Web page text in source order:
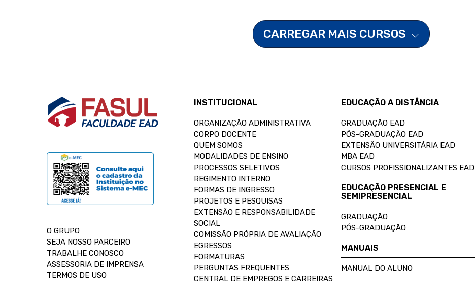
CARREGAR MAIS CURSOS
O GRUPO
SEJA NOSSO PARCEIRO
TRABALHE CONOSCO
ASSESSORIA DE IMPRENSA
TERMOS DE USO
INSTITUCIONAL
ORGANIZAÇÃO ADMINISTRATIVA
CORPO DOCENTE
QUEM SOMOS
MODALIDADES DE ENSINO
PROCESSOS SELETIVOS
REGIMENTO INTERNO
FORMAS DE INGRESSO
PROJETOS E PESQUISAS
EXTENSÃO E RESPONSABILIDADE
SOCIAL
COMISSÃO PRÓPRIA DE AVALIAÇÃO
EGRESSOS
FORMATURAS
PERGUNTAS FREQUENTES
CENTRAL DE EMPREGOS E CARREIRAS
EDUCAÇÃO A DISTÂNCIA
GRADUAÇÃO EAD
PÓS-GRADUAÇÃO EAD
EXTENSÃO UNIVERSITÁRIA EAD
MBA EAD
CURSOS PROFISSIONALIZANTES EAD
EDUCAÇÃO PRESENCIAL E
SEMIPRESENCIAL
GRADUAÇÃO
PÓS-GRADUAÇÃO
MANUAIS
MANUAL DO ALUNO